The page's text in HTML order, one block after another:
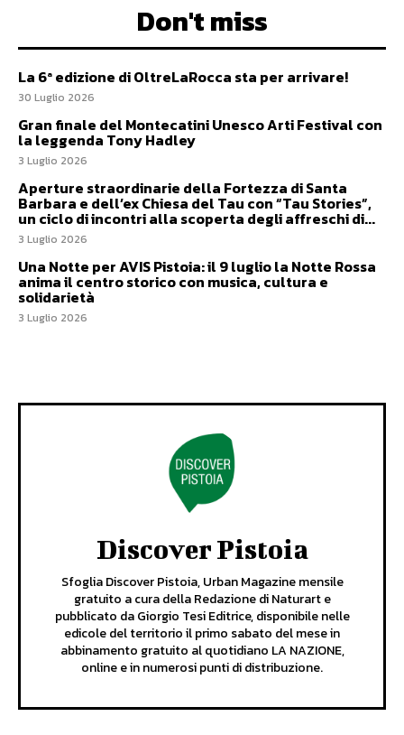
Don't miss
La 6ª edizione di OltreLaRocca sta per arrivare!
30 Luglio 2026
Gran finale del Montecatini Unesco Arti Festival con
la leggenda Tony Hadley
3 Luglio 2026
Aperture straordinarie della Fortezza di Santa
Barbara e dell’ex Chiesa del Tau con “Tau Stories”,
un ciclo di incontri alla scoperta degli affreschi di...
3 Luglio 2026
Una Notte per AVIS Pistoia: il 9 luglio la Notte Rossa
anima il centro storico con musica, cultura e
solidarietà
3 Luglio 2026
Discover Pistoia
Sfoglia Discover Pistoia, Urban Magazine mensile
gratuito a cura della Redazione di Naturart e
pubblicato da Giorgio Tesi Editrice, disponibile nelle
edicole del territorio il primo sabato del mese in
abbinamento gratuito al quotidiano LA NAZIONE,
online e in numerosi punti di distribuzione.